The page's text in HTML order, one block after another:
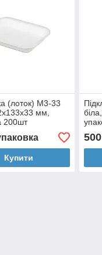
(лоток) М3-33
мм,
200шт
Купити
500